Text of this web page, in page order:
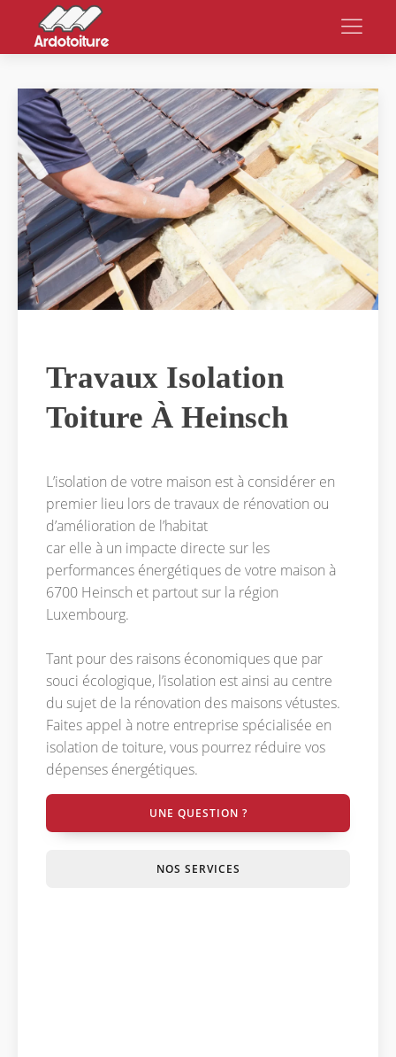
Travaux Isolation
Toiture À Heinsch
L’isolation de votre maison est à considérer en
premier lieu lors de travaux de rénovation ou
d’amélioration de l’habitat
car elle à un impacte directe sur les
performances énergétiques de votre maison à
6700 Heinsch et partout sur la région
Luxembourg.
Tant pour des raisons économiques que par
souci écologique, l’isolation est ainsi au centre
du sujet de la rénovation des maisons vétustes.
Faites appel à notre entreprise spécialisée en
isolation de toiture, vous pourrez réduire vos
dépenses énergétiques.
UNE QUESTION ?
NOS SERVICES